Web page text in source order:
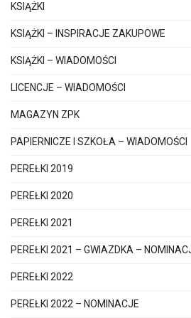
KSIĄŻKI
KSIĄŻKI – INSPIRACJE ZAKUPOWE
KSIĄŻKI – WIADOMOŚCI
LICENCJE – WIADOMOŚCI
MAGAZYN ZPK
PAPIERNICZE I SZKOŁA – WIADOMOŚCI
PEREŁKI 2019
PEREŁKI 2020
PEREŁKI 2021
PEREŁKI 2021 – GWIAZDKA –
PEREŁKI 2022
PEREŁKI 2022 – NOMINACJE